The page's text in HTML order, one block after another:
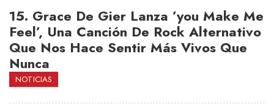
15. Grace De Gier Lanza ’you Make Me
Feel’, Una Canción De Rock Alternativo
Que Nos Hace Sentir Más Vivos Que
Nunca
NOTICIAS